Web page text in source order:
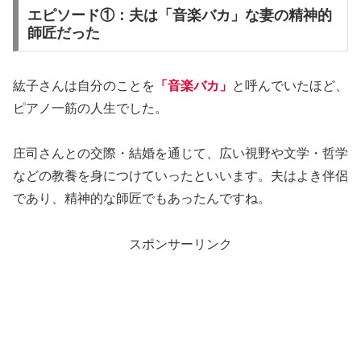
エピソード①：夫は「音楽バカ」な妻の精神的
師匠だった
紘子さんは自分のことを 「音楽バカ」 と呼んでいたほど、
ピアノ一筋の人生でした。
庄司さんとの交際・結婚を通じて、広い視野や文学・哲学
などの教養を身につけていったといいます。夫はよき伴侶
であり、精神的な師匠でもあったんですね。
スポンサーリンク